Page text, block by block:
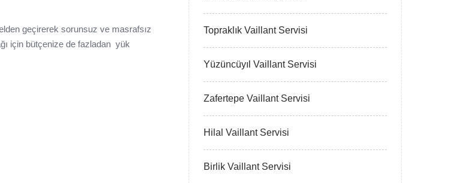
geçirerek sorunsuz ve masrafsız
için bütçenize de fazladan yük
Topraklık Vaillant Servisi
Yüzüncüyıl Vaillant Servisi
Zafertepe Vaillant Servisi
Hilal Vaillant Servisi
Birlik Vaillant Servisi